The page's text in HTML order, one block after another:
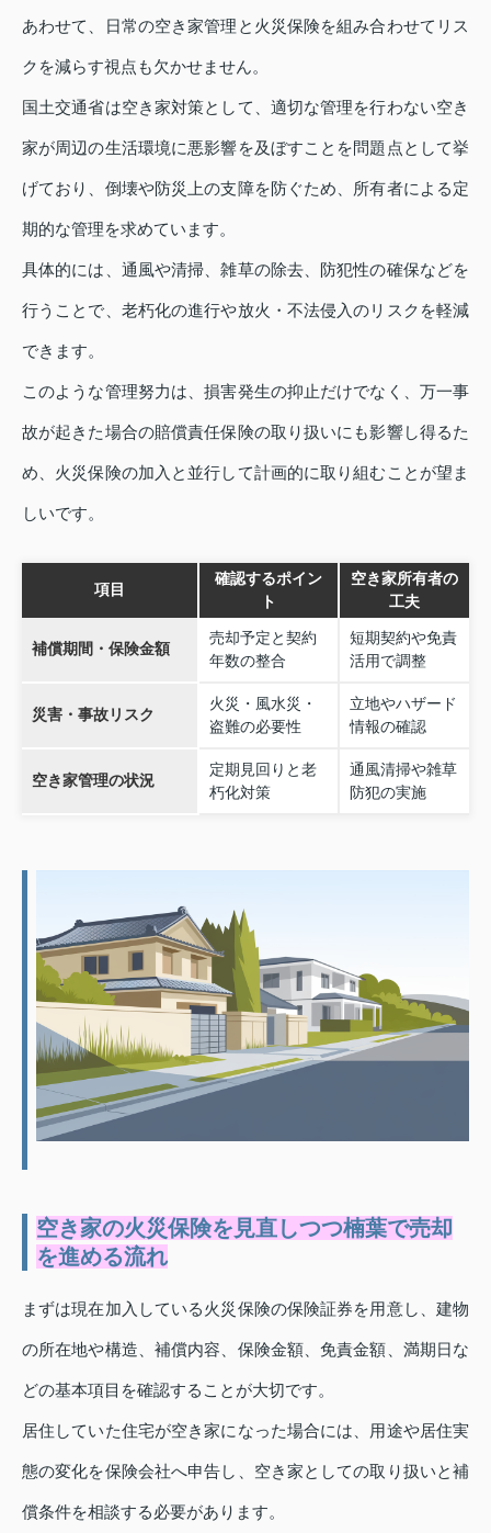
あわせて、日常の空き家管理と火災保険を組み合わせてリス
クを減らす視点も欠かせません。
国土交通省は空き家対策として、適切な管理を行わない空き
家が周辺の生活環境に悪影響を及ぼすことを問題点として挙
げており、倒壊や防災上の支障を防ぐため、所有者による定
期的な管理を求めています。
具体的には、通風や清掃、雑草の除去、防犯性の確保などを
行うことで、老朽化の進行や放火・不法侵入のリスクを軽減
できます。
このような管理努力は、損害発生の抑止だけでなく、万一事
故が起きた場合の賠償責任保険の取り扱いにも影響し得るた
め、火災保険の加入と並行して計画的に取り組むことが望ま
しいです。
項目
確認するポイン
ト
空き家所有者の
工夫
補償期間・保険金額
売却予定と契約
年数の整合
短期契約や免責
活用で調整
災害・事故リスク
火災・風水災・
盗難の必要性
立地やハザード
情報の確認
空き家管理の状況
定期見回りと老
朽化対策
通風清掃や雑草
防犯の実施
空き家の火災保険を見直しつつ楠葉で売却
を進める流れ
まずは現在加入している火災保険の保険証券を用意し、建物
の所在地や構造、補償内容、保険金額、免責金額、満期日な
どの基本項目を確認することが大切です。
居住していた住宅が空き家になった場合には、用途や居住実
態の変化を保険会社へ申告し、空き家としての取り扱いと補
償条件を相談する必要があります。